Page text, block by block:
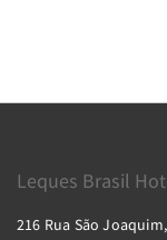
Leques Brasil
216 Rua São